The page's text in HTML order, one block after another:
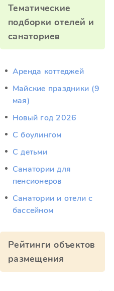
Тематические
подборки отелей и
санаториев
Аренда коттеджей
Майские праздники (9
мая)
Новый год 2026
С боулингом
С детьми
Санатории для
пенсионеров
Санатории и отели с
бассейном
Рейтинги объектов
размещения